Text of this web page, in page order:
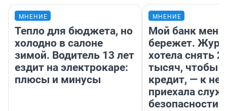
МНЕНИЕ
Тепло для бюджета, но
холодно в салоне
зимой. Водитель 13 лет
ездит на электрокаре:
плюсы и минусы
МНЕНИЕ
Мой банк меня
бережет.
хотела снять
тысяч, чтобы
кредит, — к
приехала
безопасности